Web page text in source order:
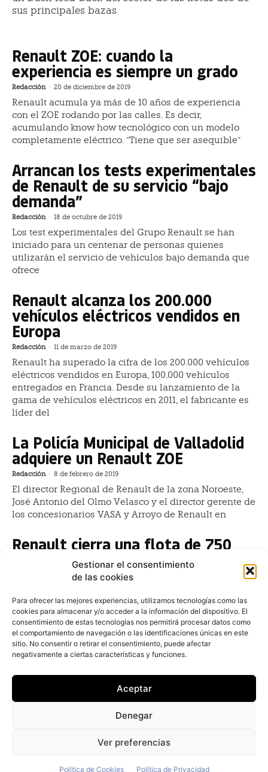
Gestionar el consentimiento
de las cookies
Para ofrecer las mejores experiencias, utilizamos tecnologías como las
cookies para almacenar y/o acceder a la información del dispositivo. El
consentimiento de estas tecnologías nos permitirá procesar datos como
el comportamiento de navegación o las identificaciones únicas en este
sitio. No consentir o retirar el consentimiento, puede afectar
negativamente a ciertas características y funciones.
Aceptar
Denegar
Ver preferencias
Política de Cookies Política de Privacidad
sus principales bazas
Renault ZOE: cuando la
experiencia es siempre un grado
Redacción - 20 de diciembre de 2019
Renault acumula ya más de 10 años de experiencia
con el ZOE rodando por las calles. Es decir,
acumulando know how tecnológico con un modelo
completamente eléctrico. “Tiene que ser asequible”
Arrancan los tests experimentales
de Renault de su servicio “bajo
demanda”
Redacción - 18 de octubre de 2019
Los test experimentales del Grupo Renault se han
iniciado para un centenar de personas quienes
utilizarán el servicio de vehículos bajo demanda que
ofrece
Renault alcanza los 200.000
vehículos eléctricos vendidos en
Europa
Redacción - 11 de marzo de 2019
Renault ha superado la cifra de los 200.000 vehículos
eléctricos vendidos en Europa, 100.000 vehículos
entregados en Francia. Desde su lanzamiento de la
gama de vehículos eléctricos en 2011, el fabricante es
líder del
La Policía Municipal de Valladolid
adquiere un Renault ZOE
Redacción - 8 de febrero de 2019
El director Regional de Renault de la zona Noroeste,
José Antonio del Olmo Velasco y el director gerente de
los concesionarios VASA y Arroyo de Renault en
Renault cierra una flota de 750
vehículos con Banco Santander
17 de noviembre de 2017
flota de 750 automóviles con la entidad financiera
Banco Santander, según ha adelantado La Tribuna de...
Renault ZOE: 300 kilómetros para
conquistarlos a todos
Juan Arús - 13 de febrero de 2017
La actualización del Renault ZOE se centra
básicamente en sus baterías de litio, que ahora
ofrecen (41KWh) más autonomía al vehículo, hasta 300